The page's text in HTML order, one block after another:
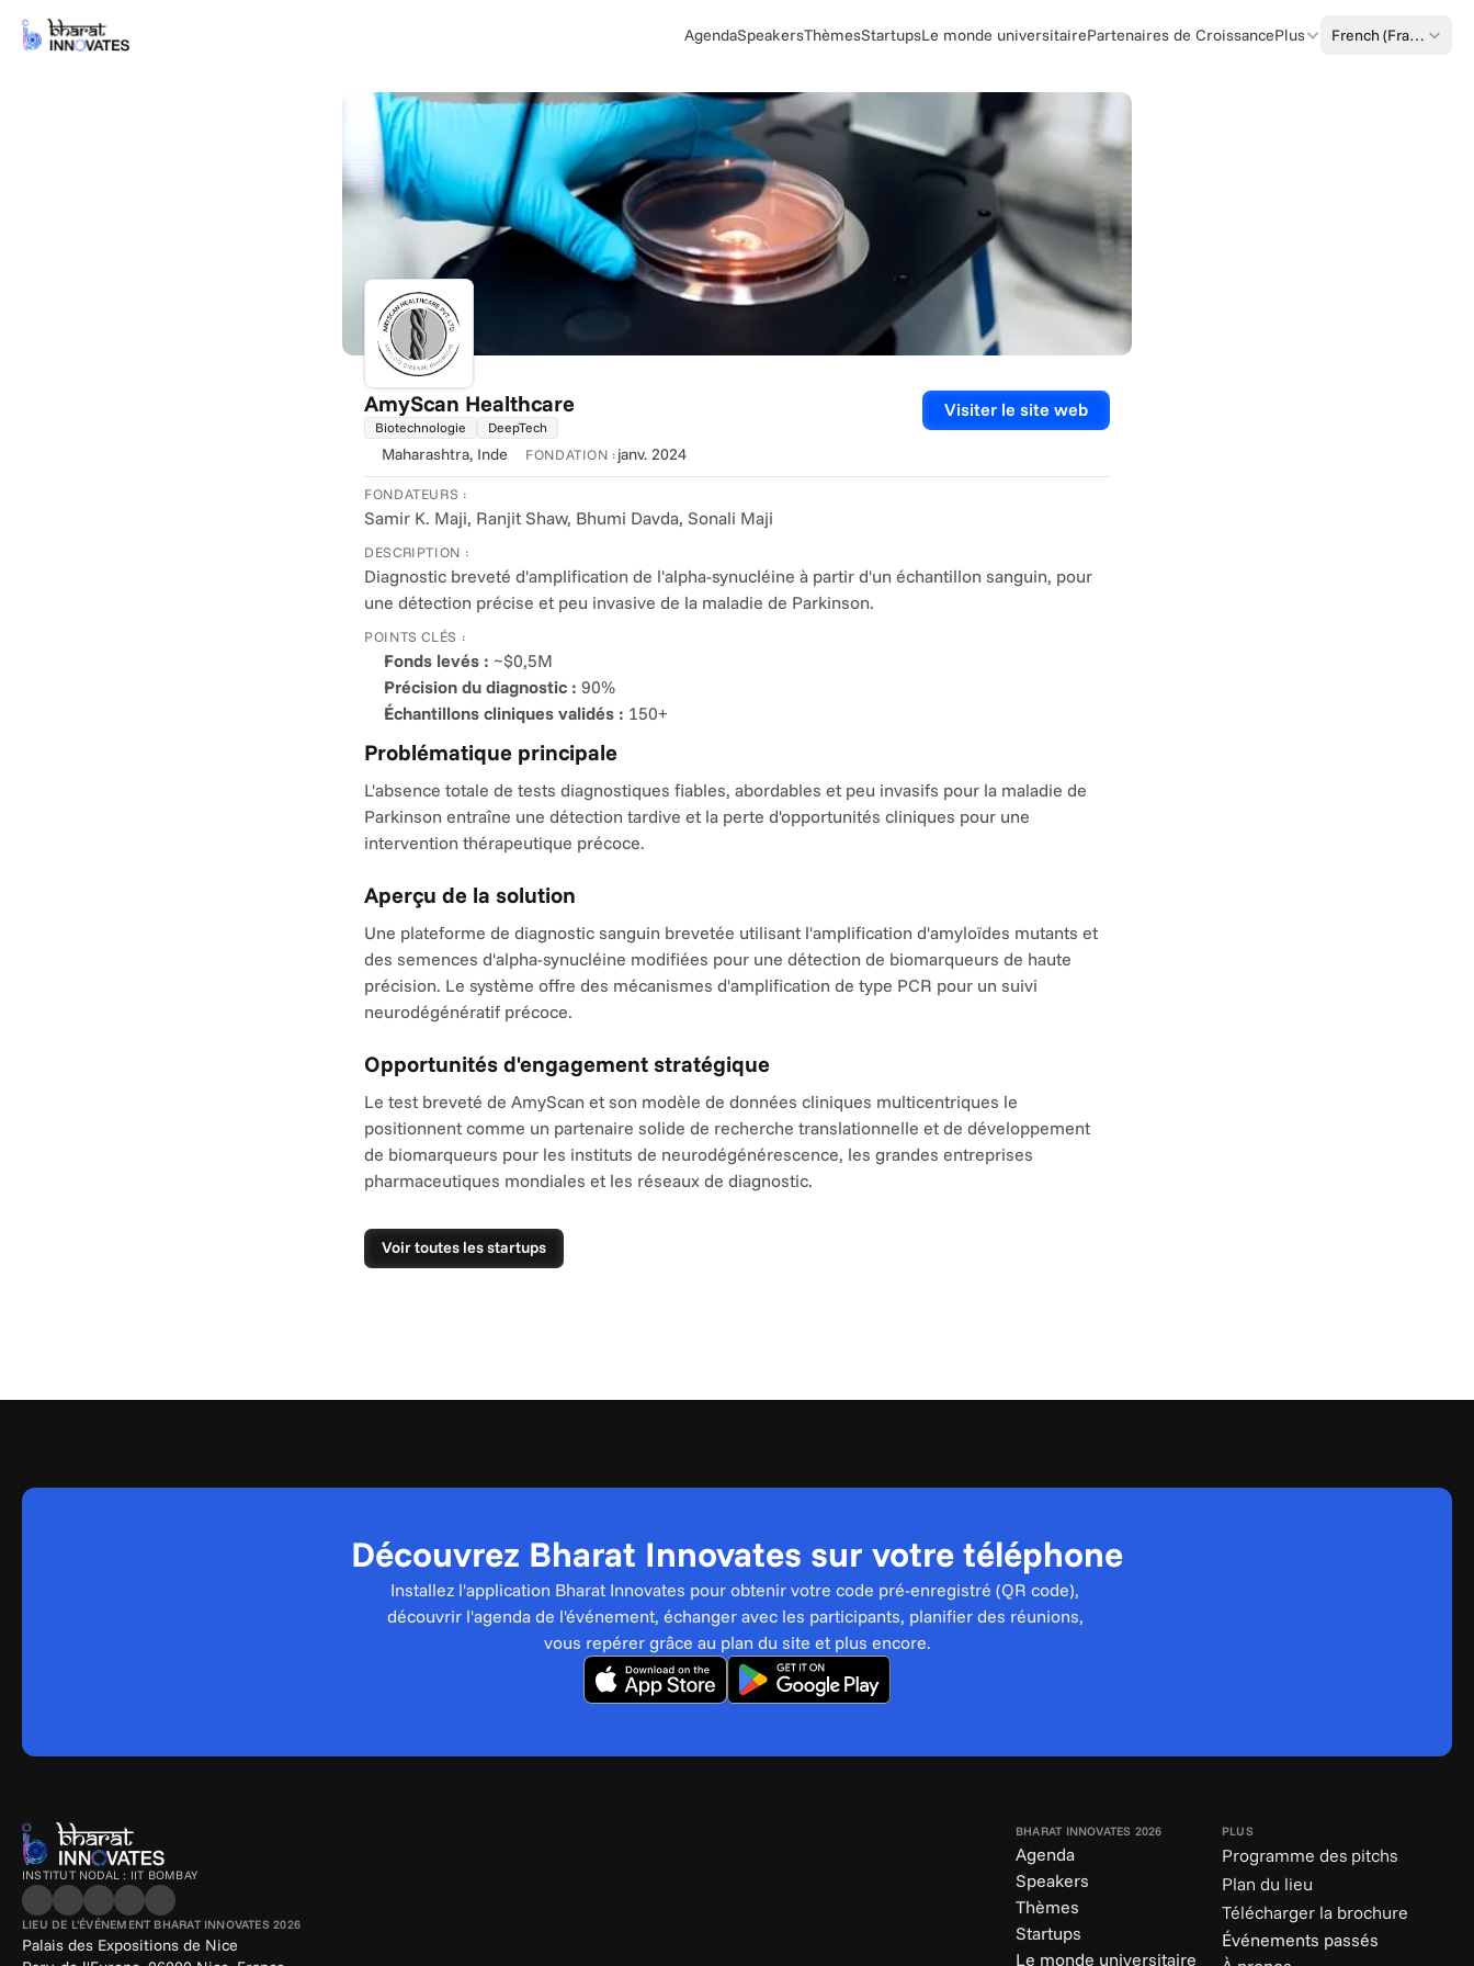
AgendaSpeakersThèmesStartupsLe monde universitairePartenaires de CroissancePlus French (France)
AmyScan Healthcare
Biotechnologie DeepTech
Visiter le site web
Maharashtra, Inde FONDATION :janv. 2024
FONDATEURS :
Samir K. Maji, Ranjit Shaw, Bhumi Davda, Sonali Maji
DESCRIPTION :
Diagnostic breveté d'amplification de l'alpha-synucléine à partir d'un échantillon sanguin, pour
une détection précise et peu invasive de la maladie de Parkinson.
POINTS CLÉS :
Fonds levés : ~$0,5M
Précision du diagnostic : 90%
Échantillons cliniques validés : 150+
Problématique principale
L'absence totale de tests diagnostiques fiables, abordables et peu invasifs pour la maladie de
Parkinson entraîne une détection tardive et la perte d'opportunités cliniques pour une
intervention thérapeutique précoce.
Aperçu de la solution
Une plateforme de diagnostic sanguin brevetée utilisant l'amplification d'amyloïdes mutants et
des semences d'alpha-synucléine modifiées pour une détection de biomarqueurs de haute
précision. Le système offre des mécanismes d'amplification de type PCR pour un suivi
neurodégénératif précoce.
Opportunités d'engagement stratégique
Le test breveté de AmyScan et son modèle de données cliniques multicentriques le
positionnent comme un partenaire solide de recherche translationnelle et de développement
de biomarqueurs pour les instituts de neurodégénérescence, les grandes entreprises
pharmaceutiques mondiales et les réseaux de diagnostic.
Voir toutes les startups
Découvrez Bharat Innovates sur votre téléphone
Installez l'application Bharat Innovates pour obtenir votre code pré-enregistré (QR code),
découvrir l'agenda de l'événement, échanger avec les participants, planifier des réunions,
vous repérer grâce au plan du site et plus encore.
INSTITUT NODAL : IIT BOMBAY
LIEU DE L'ÉVÉNEMENT BHARAT INNOVATES 2026
Palais des Expositions de Nice
BHARAT INNOVATES 2026
Agenda
Speakers
Thèmes
Startups
Le monde universitaire
PLUS
Programme des pitchs
Plan du lieu
Télécharger la brochure
Événements passés